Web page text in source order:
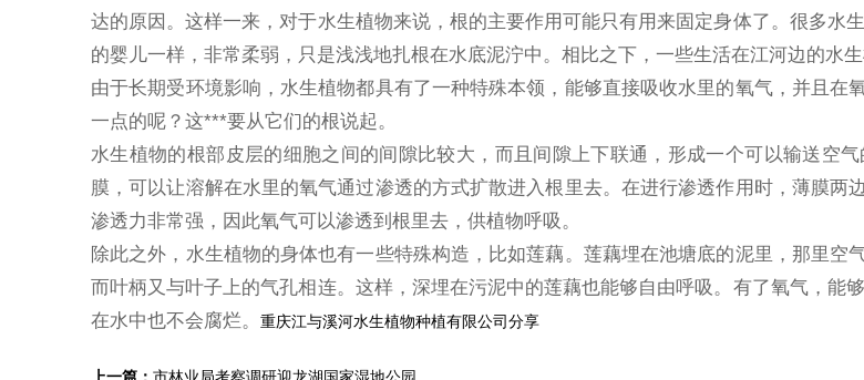
达的原因。这样一来，对于水生植物来说，根的主要作用可能只有用来固定身体了。很多水
的婴儿一样，非常柔弱，只是浅浅地扎根在水底泥泞中。相比之下，一些生活在江河边的水
由于长期受环境影响，水生植物都具有了一种特殊本领，能够直接吸收水里的氧气，并且
一点的呢？这***要从它们的根说起。
水生植物的根部皮层的细胞之间的间隙比较大，而且间隙上下联通，形成一个可以输送空
膜，可以让溶解在水里的氧气通过渗透的方式扩散进入根里去。在进行渗透作用时，薄膜
渗透力非常强，因此氧气可以渗透到根里去，供植物呼吸。
除此之外，水生植物的身体也有一些特殊构造，比如莲藕。莲藕埋在池塘底的泥里，那里空
而叶柄又与叶子上的气孔相连。这样，深埋在污泥中的莲藕也能够自由呼吸。有了氧气，能
在水中也不会腐烂。
重庆江与溪河水生植物种植有限公司分享